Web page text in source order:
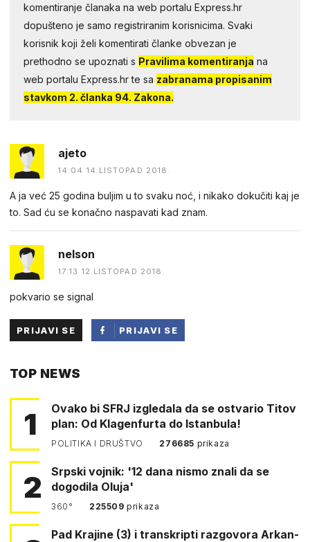
komentiranje članaka na web portalu Express.hr
dopušteno je samo registriranim korisnicima. Svaki
korisnik koji želi komentirati članke obvezan je
prethodno se upoznati s Pravilima komentiranja na
web portalu Express.hr te sa zabranama propisanim
stavkom 2. članka 94. Zakona.
ajeto
14:04 14.LISTOPAD 2018.
A ja već 25 godina buljim u to svaku noć, i nikako dokučiti kaj je
to. Sad ću se konačno naspavati kad znam.
nelson
17:13 12.LISTOPAD 2018.
pokvario se signal
PRIJAVI SE
PRIJAVI SE
TOP NEWS
1
Ovako bi SFRJ izgledala da se ostvario Titov
plan: Od Klagenfurta do Istanbula!
POLITIKA I DRUŠTVO 276685 prikaza
2
Srpski vojnik: '12 dana nismo znali da se
dogodila Oluja'
360° 225509prikaza
Pad Krajine (3) i transkripti razgovora Arkan-